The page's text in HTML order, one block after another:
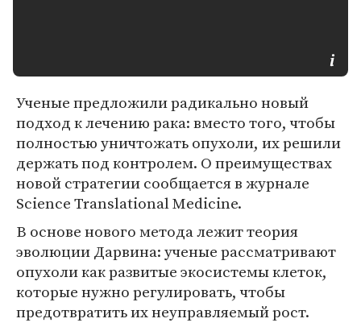
Ученые предложили радикально новый
подход к лечению рака: вместо того, чтобы
полностью уничтожать опухоли, их решили
держать под контролем. О преимуществах
новой стратегии сообщается в журнале
Science Translational Medicine.
В основе нового метода лежит теория
эволюции Дарвина: ученые рассматривают
опухоли как развитые экосистемы клеток,
которые нужно регулировать, чтобы
предотвратить их неуправляемый рост.